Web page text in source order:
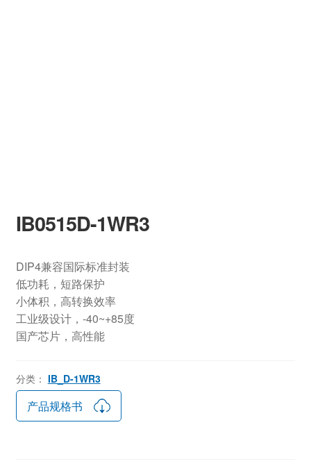
IB0515D-1WR3
DIP4兼容国际标准封装
低功耗，短路保护
小体积，高转换效率
工业级设计，-40~+85度
国产芯片，高性能
分类： IB_D-1WR3
产品规格书